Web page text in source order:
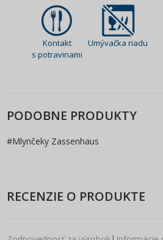
Kontakt
s potravinami
Umývačka riadu
PODOBNE PRODUKTY
#Mlynčeky Zassenhaus
RECENZIE O PRODUKTE